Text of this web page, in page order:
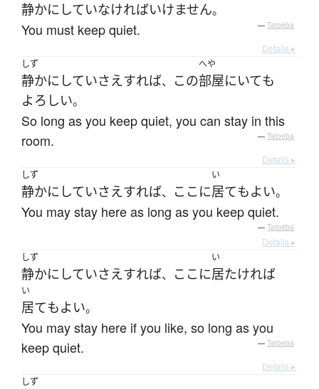
静かに していなければいけません。
You must keep quiet. — Tatoeba
Details ▸
しず
静かに していさえすれば、 この
へや
部屋にいても
よろしい。
So long as you keep quiet, you can stay in this
room.
— Tatoeba
Details ▸
しず
静かに していさえすれば、 ここ に
い
居てもよい。
You may stay here as long as you keep quiet.
— Tatoeba
Details ▸
しず
静かに していさえすれば、 ここ に
い
居たければ
い
居てもよい。
You may stay here if you like, so long as you
keep quiet.
— Tatoeba
Details ▸
しず